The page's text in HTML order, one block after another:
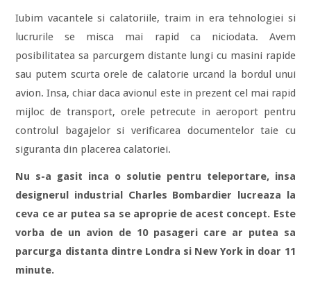
Iubim vacantele si calatoriile, traim in era tehnologiei si
lucrurile se misca mai rapid ca niciodata. Avem
posibilitatea sa parcurgem distante lungi cu masini rapide
sau putem scurta orele de calatorie urcand la bordul unui
avion. Insa, chiar daca avionul este in prezent cel mai rapid
mijloc de transport, orele petrecute in aeroport pentru
controlul bagajelor si verificarea documentelor taie cu
siguranta din placerea calatoriei.
Nu s-a gasit inca o solutie pentru teleportare, insa
designerul industrial Charles Bombardier lucreaza la
ceva ce ar putea sa se aproprie de acest concept. Este
vorba de un avion de 10 pasageri care ar putea sa
parcurga distanta dintre Londra si New York in doar 11
minute.